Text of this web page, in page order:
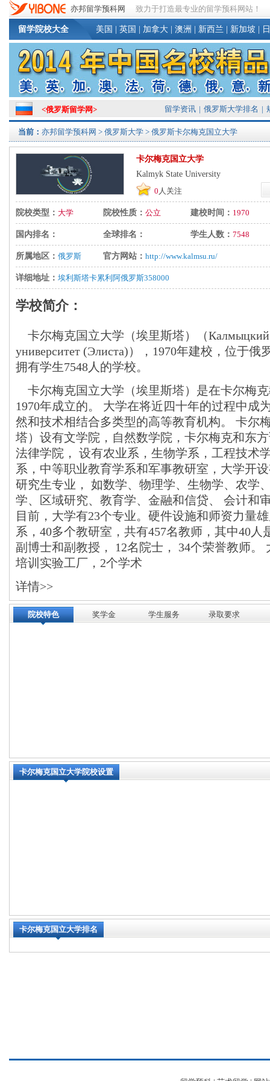
亦邦留学预科网 致力于打造最专业的留学预科网站！
留学院校大全 美国 英国 加拿大 澳洲 新西兰 新加坡
<俄罗斯留学网> 留学资讯 | 俄罗斯大学排名 |
当前： 亦邦留学预科网 > 俄罗斯大学 > 俄罗斯卡尔梅克国立大学
卡尔梅克国立大学
Kalmyk State University
0 人关注
院校类型： 大学 院校性质： 公立 建校时间： 1970
国内排名： 全球排名： 学生人数： 7548
所属地区： 俄罗斯 官方网站： http://www.kalmsu.ru/
详细地址： 埃利斯塔卡累利阿俄罗斯358000
学校简介：
卡尔梅克国立大学（埃里斯塔）（Калмыцкий
университет (Элиста)），1970年建校，位于俄
拥有学生7548人的学校。
卡尔梅克国立大学（埃里斯塔）是在卡尔梅
1970年成立的。 大学在将近四十年的过程中成
然和技术相结合多类型的高等教育机构。 卡尔
塔）设有文学院，自然数学院，卡尔梅克和东
法律学院， 设有农业系，生物学系，工程技术
系，中等职业教育学系和军事教研室，大学开
研究生专业， 如数学、物理学、生物学、农学
学、区域研究、教育学、金融和信贷、 会计和
目前，大学有23个专业。硬件设施和师资力量
系，40多个教研室，共有457名教师，其中40人
副博士和副教授， 12名院士， 34个荣誉教师。
培训实验工厂，2个学术
详情>>
院校特色 奖学金 学生服务 录取要求
卡尔梅克国立大学院校设置
卡尔梅克国立大学排名